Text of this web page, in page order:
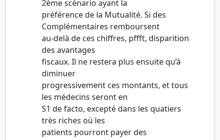
2ème scénario ayant la
préférence de la Mutualité. Si des
Complémentaires remboursent
au-delà de ces chiffres, pffft, disparition
des avantages
fiscaux. Il ne restera plus ensuite qu’à
diminuer
progressivement ces montants, et tous
les médecins seront en
S1 de facto, excepté dans les quatiers
très riches où les
patients pourront payer des